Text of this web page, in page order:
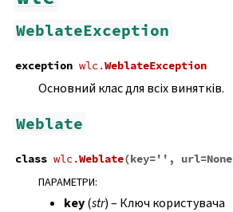
WeblateException
exception wlc.WeblateException
Основний клас для всіх винятків.
Weblate
class wlc.Weblate(key='' , url=None
ПАРАМЕТРИ:
key(str) – Ключ користувача